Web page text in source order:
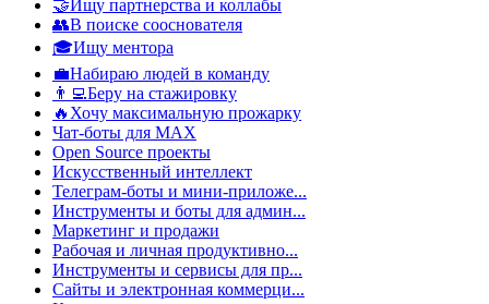
🤝Ищу партнерства и коллабы
👥В поиске сооснователя
🎓Ищу ментора
💼Набираю людей в команду
👨‍💻Беру на стажировку
🔥Хочу максимальную прожарку
Чат-боты для MAX
Open Source проекты
Искусственный интеллект
Телеграм-боты и мини-приложе...
Инструменты и боты для админ...
Маркетинг и продажи
Рабочая и личная продуктивно...
Инструменты и сервисы для пр...
Сайты и электронная коммерци...